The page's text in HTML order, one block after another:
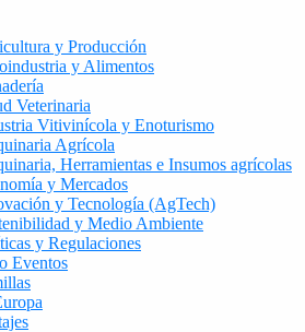
y Producción
y Alimentos
Veterinaria
Vitivinícola y Enoturismo
Agrícola
Herramientas e Insumos agrícolas
y Mercados
y Tecnología (AgTech)
y Medio Ambiente
y Regulaciones
Eventos